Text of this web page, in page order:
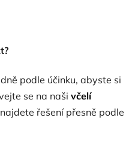
podle účinku, abyste si
se na naši včelí
řešení přesně podle